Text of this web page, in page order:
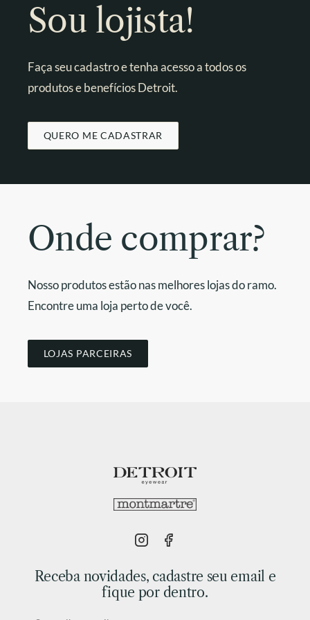
Sou lojista!
Faça seu cadastro e tenha acesso a todos os
produtos e benefícios Detroit.
QUERO ME CADASTRAR
Onde comprar?
Nosso produtos estão nas melhores lojas do ramo.
Encontre uma loja perto de você.
LOJAS PARCEIRAS
Receba novidades, cadastre seu email e
fique por dentro.